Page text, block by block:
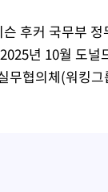
후커 국무부
년 10월 도
무협의체(워킹